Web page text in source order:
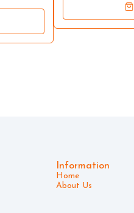
Information
Home
About Us